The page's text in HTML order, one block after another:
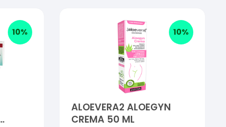
10% 10%
ALOEVERA2 ALOEGYN
CREMA 50 ML